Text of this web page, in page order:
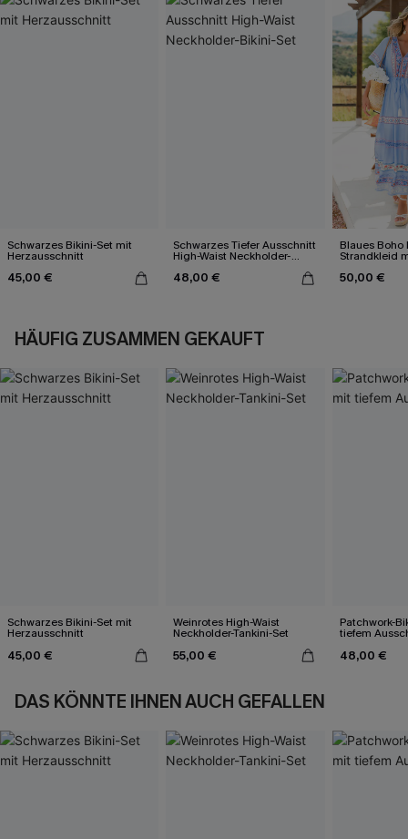
Schwarzes Bikini-Set mit
Herzausschnitt
45,00 €
Schwarzes Tiefer Ausschnitt
High-Waist Neckholder-
Bikini-Set
48,00 €
Blaues Boho
Strandkleid
50,00 €
HÄUFIG ZUSAMMEN GEKAUFT
Schwarzes Bikini-Set mit
Herzausschnitt
45,00 €
Weinrotes High-Waist
Neckholder-Tankini-Set
55,00 €
Patchwork-
tiefem
48,00 €
DAS KÖNNTE IHNEN AUCH GEFALLEN